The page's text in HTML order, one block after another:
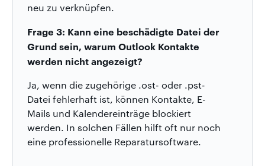
neu zu verknüpfen.
Frage 3: Kann eine beschädigte Datei der
Grund sein, warum Outlook Kontakte
werden nicht angezeigt?
Ja, wenn die zugehörige .ost- oder .pst-
Datei fehlerhaft ist, können Kontakte, E-
Mails und Kalendereinträge blockiert
werden. In solchen Fällen hilft oft nur noch
eine professionelle Reparatursoftware.